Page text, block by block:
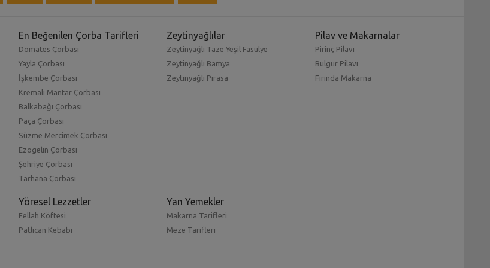
En Beğenilen Çorba Tarifleri
Domates Çorbası
Yayla Çorbası
İşkembe Çorbası
Kremalı Mantar Çorbası
Balkabağı Çorbası
Paça Çorbası
Süzme Mercimek Çorbası
Ezogelin Çorbası
Şehriye Çorbası
Tarhana Çorbası
Zeytinyağlılar
Zeytinyağlı Taze Yeşil Fasulye
Zeytinyağlı Bamya
Zeytinyağlı Pırasa
Pilav ve Makarnalar
Pirinç Pilavı
Bulgur Pilavı
Fırında Makarna
Yöresel Lezzetler
Fellah Köftesi
Patlıcan Kebabı
Yan Yemekler
Makarna Tarifleri
Meze Tarifleri